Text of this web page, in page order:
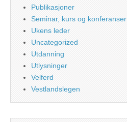
Publikasjoner
Seminar, kurs og konferanser
Ukens leder
Uncategorized
Utdanning
Utlysninger
Velferd
Vestlandslegen